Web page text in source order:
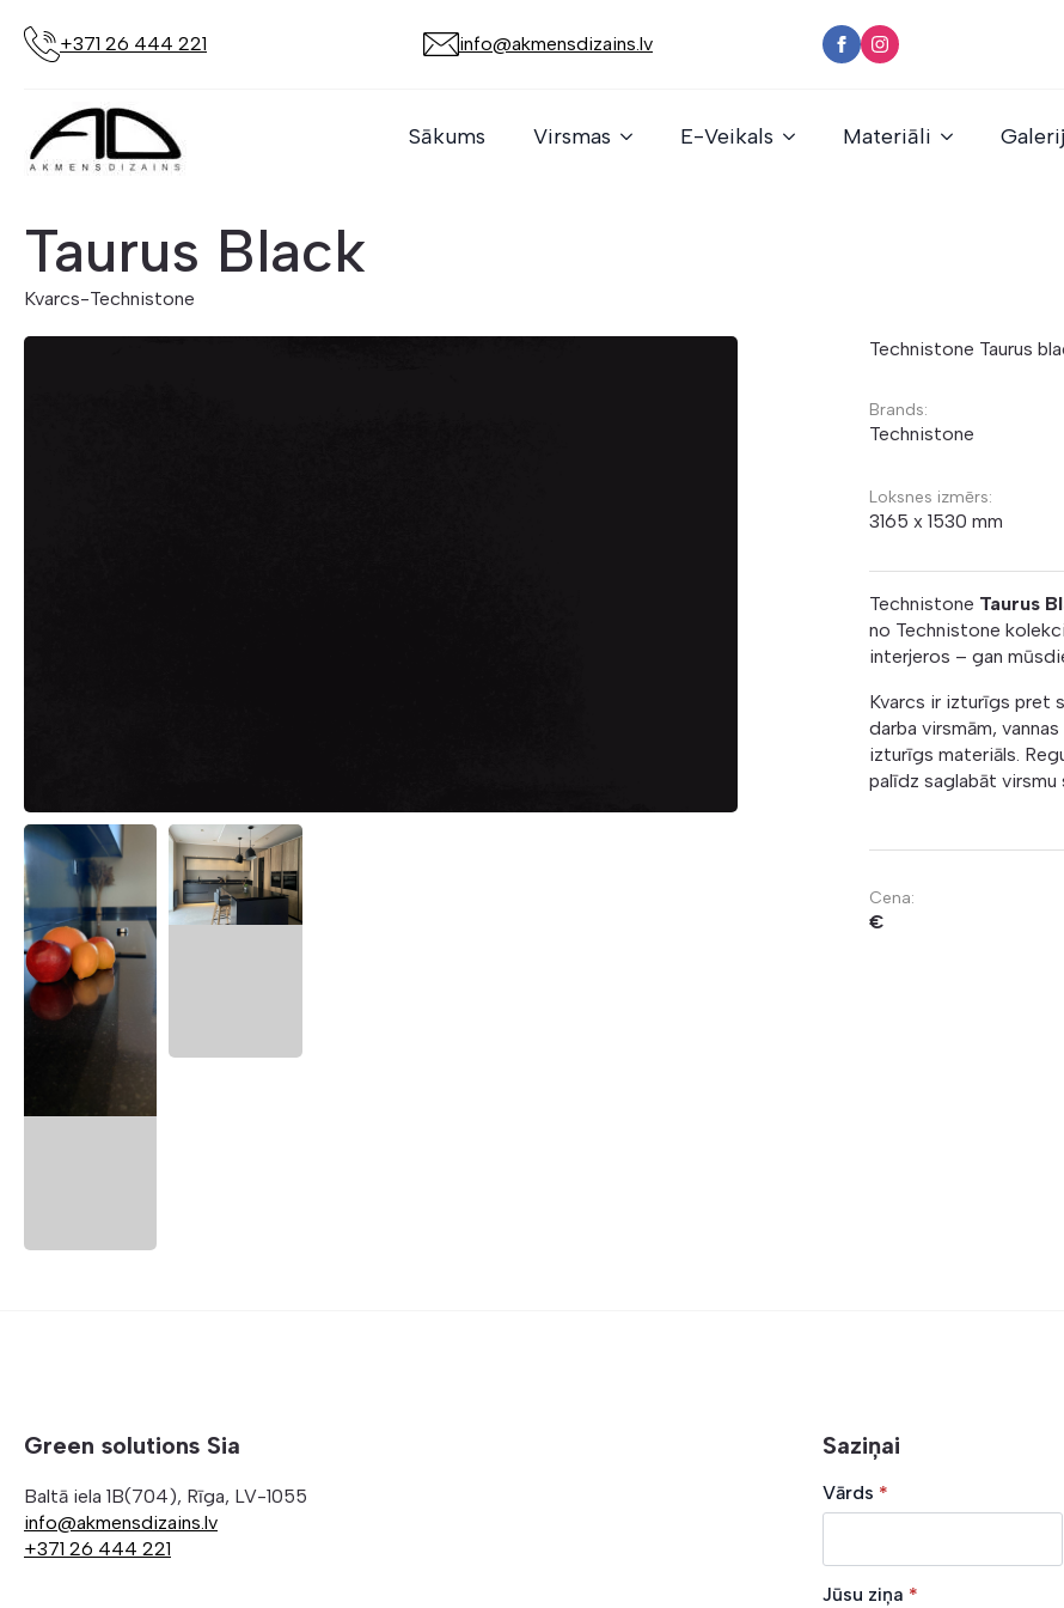
+371 26 444 221 info@akmensdizains.lv
Sākums Virsmas E-Veikals Materiāli
Taurus Black
Kvarcs-Technistone
Technistone Taurus
Brands:
Technistone
Loksnes izmērs:
3165 x 1530 mm
Technistone Taurus
no Technistone
interjeros – gan
Kvarcs ir izturīgs pret
darba virsmām,
izturīgs materiāls.
palīdz saglabāt
Cena:
€
Green solutions Sia
Baltā iela 1B(704), Rīga, LV-1055
info@akmensdizains.lv
+371 26 444 221
Saziņai
Vārds *
Jūsu ziņa *